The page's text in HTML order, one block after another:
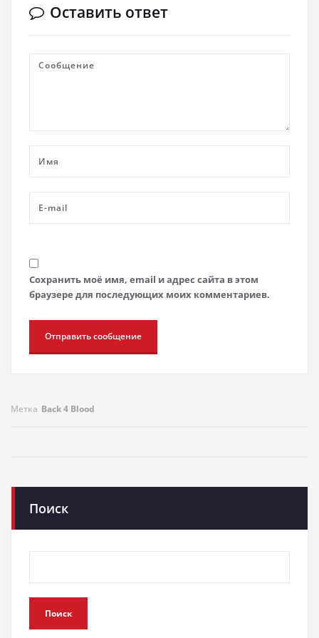
Оставить ответ
Сохранить моё имя, email и адрес сайта в этом
браузере для последующих моих комментариев.
Метка Back 4 Blood
Поиск
Поиск